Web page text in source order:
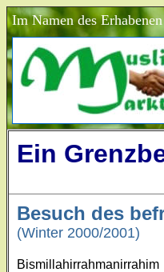
Im Namen des Erhabenen
Ein
Besuch des
(Winter 2000/2001)
Bismillahirrahmanirrahim